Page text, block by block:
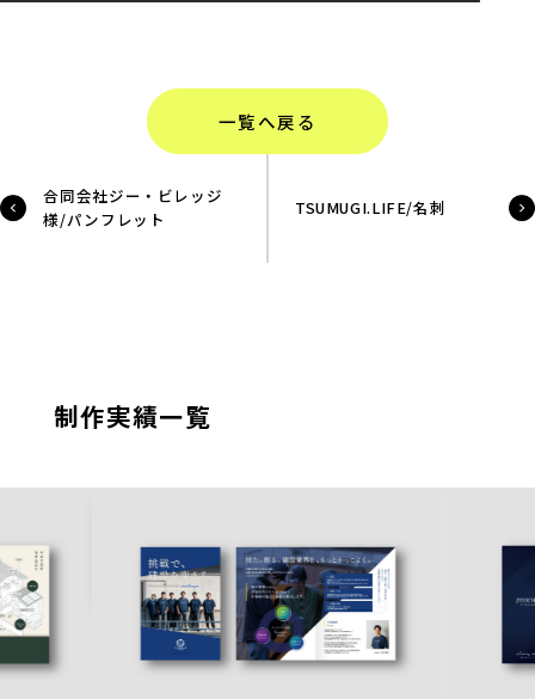
一覧へ戻る
合同会社ジー・ビレッジ
様/パンフレット
TSUMUGI.LIFE/名刺
制作実績一覧